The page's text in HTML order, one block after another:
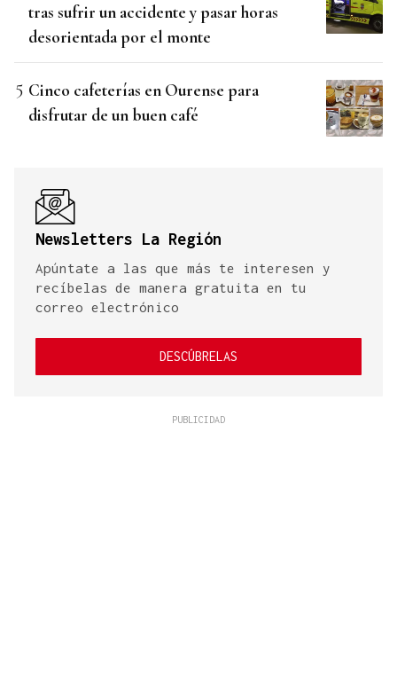
tras sufrir un accidente y pasar horas
desorientada por el monte
Cinco cafeterías en Ourense para
disfrutar de un buen café
Newsletters La Región
Apúntate a las que más te interesen y
recíbelas de manera gratuita en tu
correo electrónico
DESCÚBRELAS